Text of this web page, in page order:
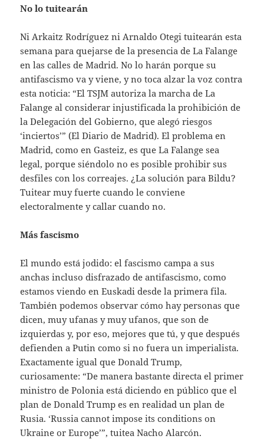
No lo tuitearán
Ni Arkaitz Rodríguez ni Arnaldo Otegi tuitearán esta
semana para quejarse de la presencia de La Falange
en las calles de Madrid. No lo harán porque su
antifascismo va y viene, y no toca alzar la voz contra
esta noticia: “El TSJM autoriza la marcha de La
Falange al considerar injustificada la prohibición de
la Delegación del Gobierno, que alegó riesgos
‘inciertos’” (El Diario de Madrid). El problema en
Madrid, como en Gasteiz, es que La Falange sea
legal, porque siéndolo no es posible prohibir sus
desfiles con los correajes. ¿La solución para Bildu?
Tuitear muy fuerte cuando le conviene
electoralmente y callar cuando no.
Más fascismo
El mundo está jodido: el fascismo campa a sus
anchas incluso disfrazado de antifascismo, como
estamos viendo en Euskadi desde la primera fila.
También podemos observar cómo hay personas que
dicen, muy ufanas y muy ufanos, que son de
izquierdas y, por eso, mejores que tú, y que después
defienden a Putin como si no fuera un imperialista.
Exactamente igual que Donald Trump,
curiosamente: “De manera bastante directa el primer
ministro de Polonia está diciendo en público que el
plan de Donald Trump es en realidad un plan de
Rusia. ‘Russia cannot impose its conditions on
Ukraine or Europe’”, tuitea Nacho Alarcón.